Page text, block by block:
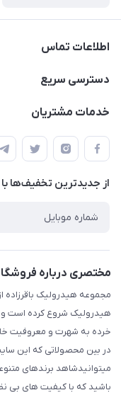
اطلاعات تماس
04432336021
دسترسی سریع
حساب کاربری
لیست محصولات
درباره ما
خدمات مشتریان
قوانین و مقررات
حریم خصوصی
راهنما
از جدید‌ترین تخفیف‌ها
مختصری درباره
هیدرولیک شروع کرده است
خرده به شهرت و معروفیت
در بین محصولاتی که این
میتوانیدشاهد برندهای
باشید که با کیفیت های بی